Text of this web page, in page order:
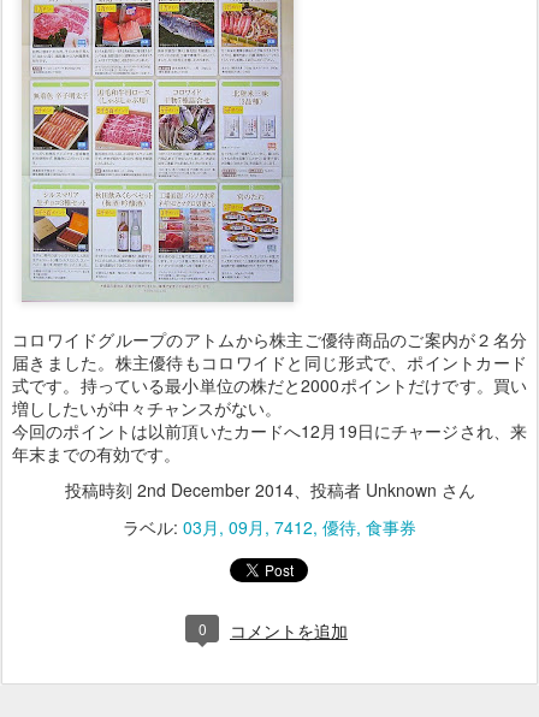
コロワイドグループのアトムから株主ご優待商品のご案内が２名分
届きました。株主優待もコロワイドと同じ形式で、ポイントカード
式です。持っている最小単位の株だと2000ポイントだけです。買い
増ししたいが中々チャンスがない。
今回のポイントは以前頂いたカードへ12月19日にチャージされ、来
年末までの有効です。
投稿時刻 2nd December 2014、投稿者 Unknown さん
ラベル: 03月 09月 7412 優待 食事券
0 コメントを追加